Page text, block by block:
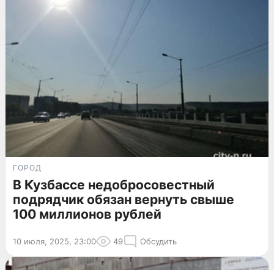
ГОРОД
В Кузбассе недобросовестный
подрядчик обязан вернуть свыше
100 миллионов рублей
10 июля, 2025, 23:00 49 Обсудить